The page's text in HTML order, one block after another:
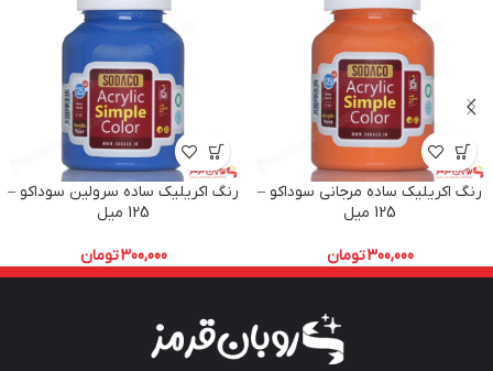
رنگ اکریلیک ساده مرجانی سوداکو –
125 میل
300,000تومان
رنگ اکریلیک ساده سرولین سوداکو –
125 میل
300,000تومان